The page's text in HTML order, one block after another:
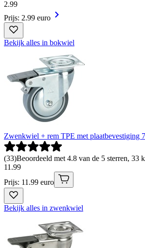
2.99
Prijs: 2.99 euro
Bekijk alles in bokwiel
Zwenkwiel + rem TPE met plaatbevestiging
(33)Beoordeeld met 4.8 van de 5 sterren, 33
11 .99
Prijs: 11.99 euro
Bekijk alles in zwenkwiel